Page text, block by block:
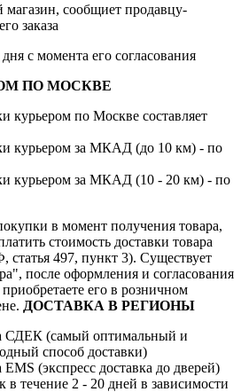
сообщиет продавцу-
заказа
с момента его согласования
ПО МОСКВЕ
курьером по Москве составляет
курьером за МКАД (до 10 км) - по
курьером за МКАД (10 - 20 км) - по
в момент получения товара,
стоимость доставки товара
статья 497, пункт 3). Существует
после оформления и согласования
его в розничном
ДОСТАВКА В РЕГИОНЫ
СДЕК (самый оптимальный и
способ доставки)
(экспресс доставка до дверей)
в течение 2 - 20 дней в зависимости